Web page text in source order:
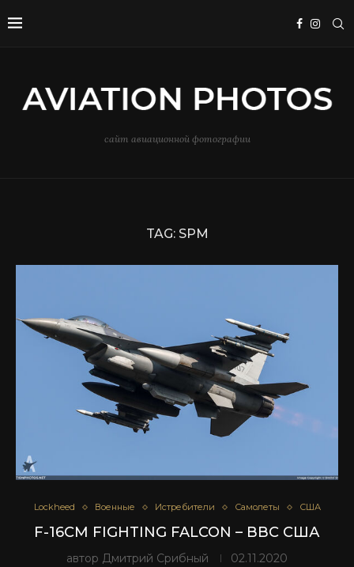
сайт авиационной фотографии
TAG: SPM
Lockheed Военные Истребители Самолеты США
F-16CM FIGHTING FALCON – ВВС США
автор Дмитрий Срибный 02.11.2020